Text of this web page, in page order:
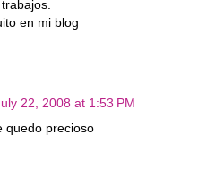
en mi blog
22, 2008 at 1:53 PM
quedo precioso